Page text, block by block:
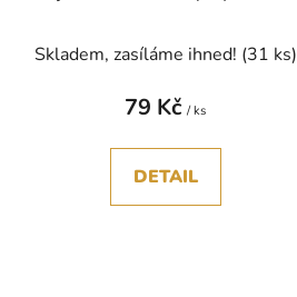
Skladem, zasíláme ihned! (31 ks)
79 Kč/ ks
DETAIL